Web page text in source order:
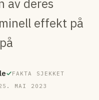
av deres
effekt på
FAKTA SJEKKET
MAI 2023